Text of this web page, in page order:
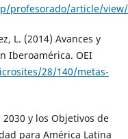
profesorado/article/
L. (2014) Avances y
Iberoamérica. OEI
28/140/metas-
y los Objetivos de
para América Latina